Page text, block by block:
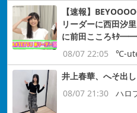
【速報】
リーダーに西田汐
に前田こころｷ
08/07 22:05
℃-
井上春華、へそ出し
08/07 21:30
ハロ